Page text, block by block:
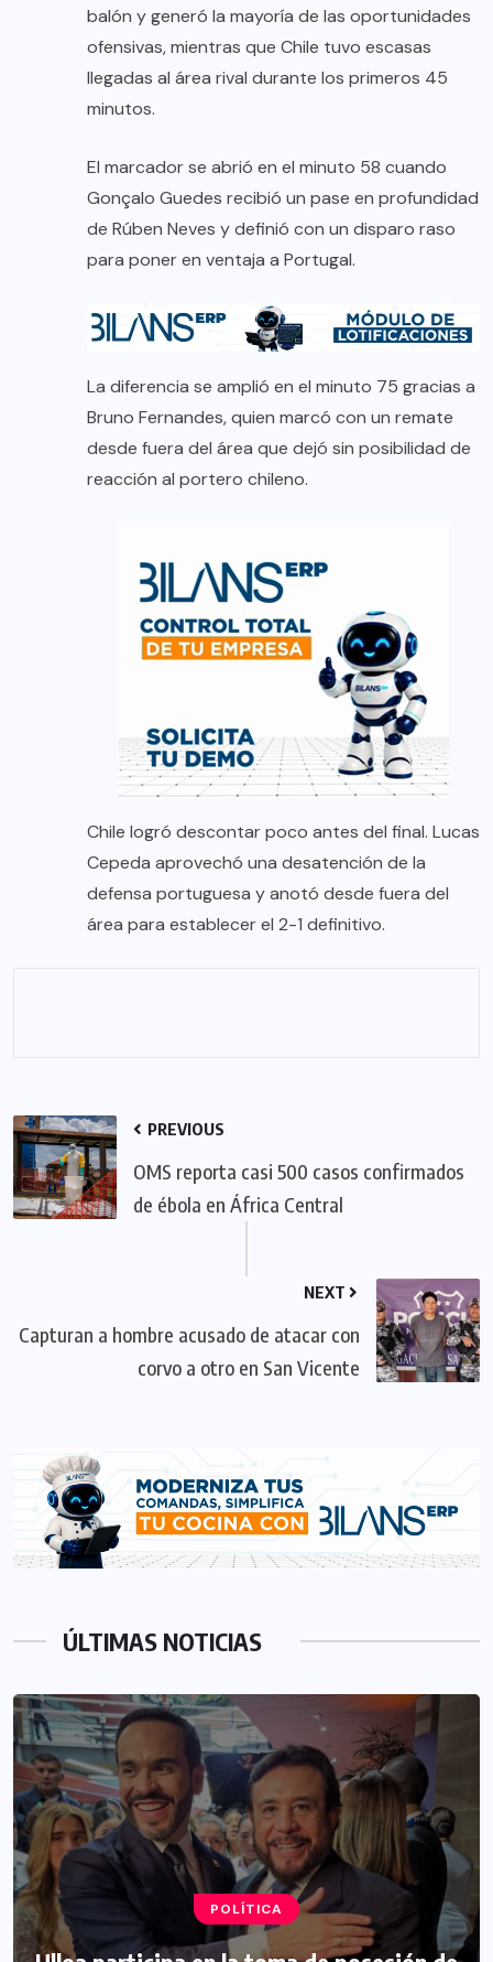
balón y generó la mayoría de las oportunidades
ofensivas, mientras que Chile tuvo escasas
llegadas al área rival durante los primeros 45
minutos.
El marcador se abrió en el minuto 58 cuando
Gonçalo Guedes recibió un pase en profundidad
de Rúben Neves y definió con un disparo raso
para poner en ventaja a Portugal.
La diferencia se amplió en el minuto 75 gracias a
Bruno Fernandes, quien marcó con un remate
desde fuera del área que dejó sin posibilidad de
reacción al portero chileno.
Chile logró descontar poco antes del final. Lucas
Cepeda aprovechó una desatención de la
defensa portuguesa y anotó desde fuera del
área para establecer el 2-1 definitivo.
PREVIOUS
OMS reporta casi 500 casos confirmados
de ébola en África Central
NEXT
Capturan a hombre acusado de atacar con
corvo a otro en San Vicente
ÚLTIMAS NOTICIAS
POLÍTICA